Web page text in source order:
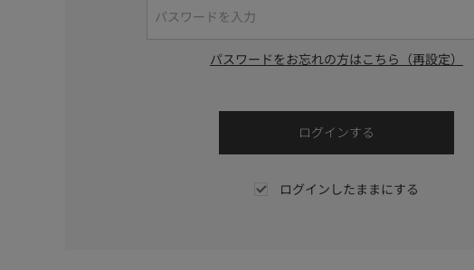
パスワードをお忘れの方はこちら（再設定）
ログインしたままにする